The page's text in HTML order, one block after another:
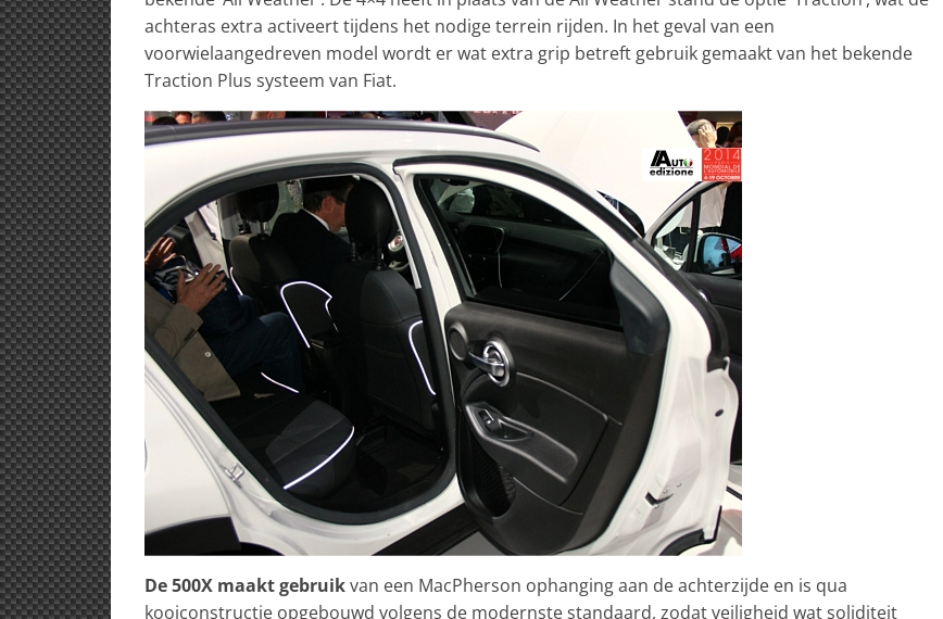
achteras extra activeert tijdens het nodige terrein rijden. In het geval van een
voorwielaangedreven model wordt er wat extra grip betreft gebruik gemaakt van het bekende
Traction Plus systeem van Fiat.
De 500X maakt gebruikvan een MacPherson ophanging aan de achterzijde en is qua
kooiconstructie opgebouwd volgens de modernste standaard, zodat veiligheid wat soliditeit